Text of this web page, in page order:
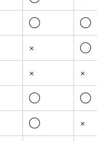
◯ ◯
× ◯
× ×
◯ ◯
◯ ×